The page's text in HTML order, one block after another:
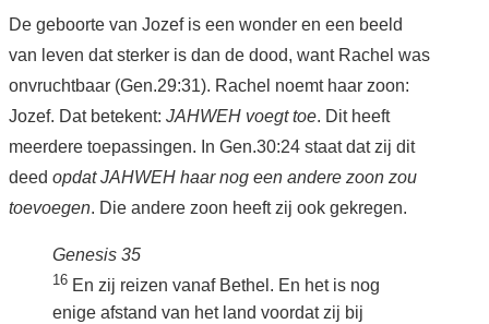
De geboorte van Jozef is een wonder en een beeld
van leven dat sterker is dan de dood, want Rachel was
onvruchtbaar (Gen.29:31). Rachel noemt haar zoon:
Jozef. Dat betekent: JAHWEH voegt toe. Dit heeft
meerdere toepassingen. In Gen.30:24 staat dat zij dit
deed opdat JAHWEH haar nog een andere zoon zou
toevoegen. Die andere zoon heeft zij ook gekregen.
Genesis 35
16 En zij reizen vanaf Bethel. En het is nog
enige afstand van het land voordat zij bij